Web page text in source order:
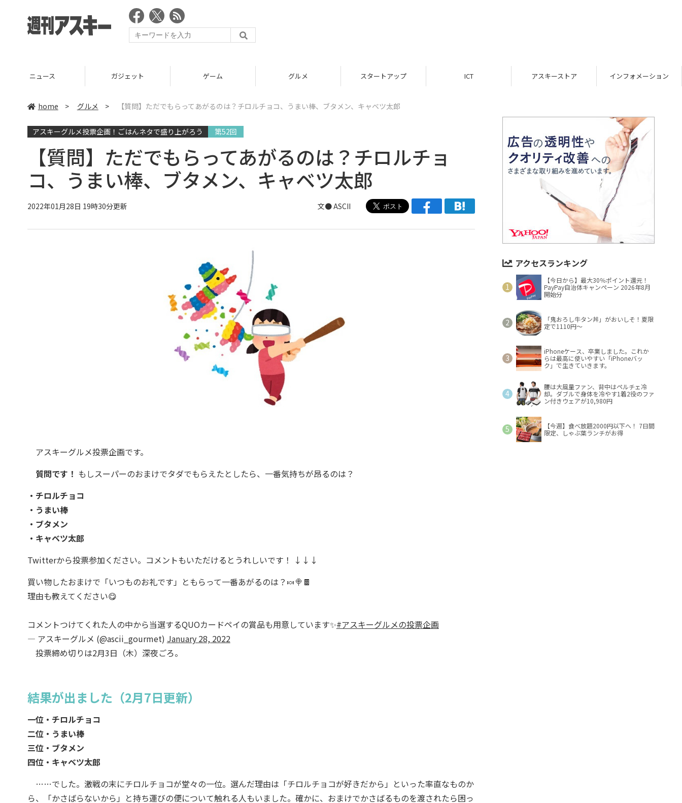
ニュース ガジェット ゲーム グルメ スタートアップ ICT アスキーストア インフォメーション
home > グルメ > 【質問】ただでもらってあがるのは？チロルチョコ、うまい棒、ブタメン、キャベツ太郎
アスキーグルメ投票企画！ごはんネタで盛り上がろう 第52回
【質問】ただでもらってあがるのは？チロルチョ
コ、うまい棒、ブタメン、キャベツ太郎
2022年01月28日 19時30分更新 文● ASCII
アスキーグルメ投票企画です。
質問です！ もしスーパーのおまけでタダでもらえたとしたら、一番気持ちが昂るのは？
・チロルチョコ
・うまい棒
・ブタメン
・キャベツ太郎
Twitterから投票参加ください。コメントもいただけるとうれしいです！ ↓↓↓
買い物したおまけで「いつものお礼です」ともらって一番あがるのは？🍬🍭🍫
理由も教えてください😋
コメントつけてくれた人の中から当選するQUOカードペイの賞品も用意しています✨#アスキーグルメの投票企画
— アスキーグルメ (@ascii_gourmet) January 28, 2022
投票締め切りは2月3日（木）深夜ごろ。
結果が出ました（2月7日更新）
一位・チロルチョコ
二位・うまい棒
三位・ブタメン
四位・キャベツ太郎
……でした。激戦の末にチロルチョコが堂々の一位。選んだ理由は「チロルチョコが好きだから」といった率直なものか
ら、「かさばらないから」と持ち運びの便について触れる人もいました。確かに、おまけでかさばるものを渡されたら困っ
アクセスランキング
【今日から】最大30％ポイント還元！
PayPay自治体キャンペーン 2026年8月
開始分
「鬼おろし牛タン丼」がおいしそ！夏限
定で1110円～
iPhoneケース、卒業しました。これか
らは最高に使いやすい「iPhoneバッ
ク」で生きていきます。
腰は大風量ファン、背中はペルチェ冷
却。ダブルで身体を冷やす1着2役のファ
ン付きウェアが10,980円
【今週】食べ放題2000円以下へ！ 7日間
限定、しゃぶ葉ランチがお得